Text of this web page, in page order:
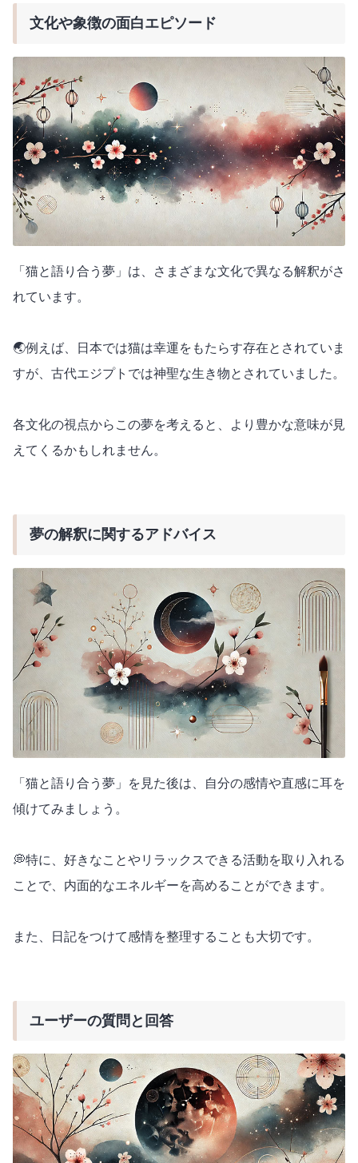
文化や象徴の面白エピソード
「猫と語り合う夢」は、さまざまな文化で異なる解釈がさ
れています。
🌏例えば、日本では猫は幸運をもたらす存在とされていま
すが、古代エジプトでは神聖な生き物とされていました。
各文化の視点からこの夢を考えると、より豊かな意味が見
えてくるかもしれません。
夢の解釈に関するアドバイス
「猫と語り合う夢」を見た後は、自分の感情や直感に耳を
傾けてみましょう。
💭特に、好きなことやリラックスできる活動を取り入れる
ことで、内面的なエネルギーを高めることができます。
また、日記をつけて感情を整理することも大切です。
ユーザーの質問と回答